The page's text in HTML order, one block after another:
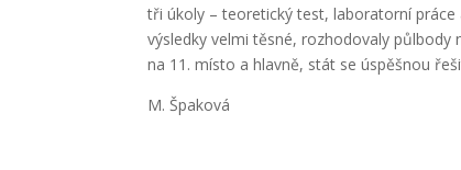
tři úkoly – teoretický test, laboratorní
výsledky velmi těsné, rozhodovaly
na 11. místo a hlavně, stát se úspěšnou
M. Špaková